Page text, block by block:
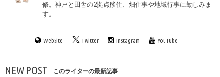
修。神戸と田舎の2拠点移住、畑仕事や地域行事に勤しみま
す。
WebSite Twitter Instagram YouTube
NEW POST このライターの最新記事